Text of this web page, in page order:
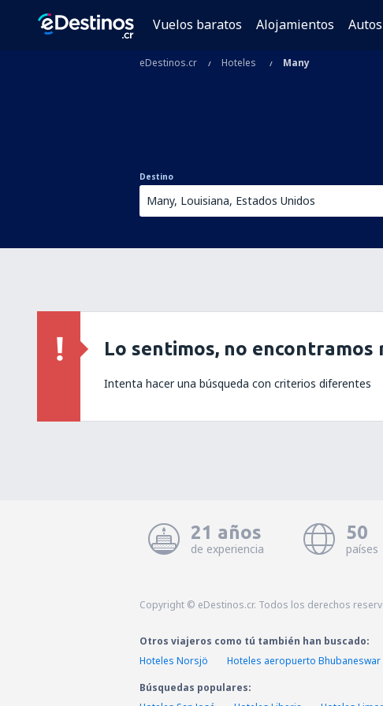
Vuelos baratos Alojamientos Autos
eDestinos.cr Hoteles Many
Destino
Lo sentimos, no
Intenta hacer una búsqueda con criterios diferentes
21 años
de experiencia
50
países
Copyright © eDestinos.cr. Todos los derechos
Otros viajeros como tú también han buscado:
Hoteles Norsjö
Hoteles aeropuerto Bhubaneswar
Búsquedas populares: